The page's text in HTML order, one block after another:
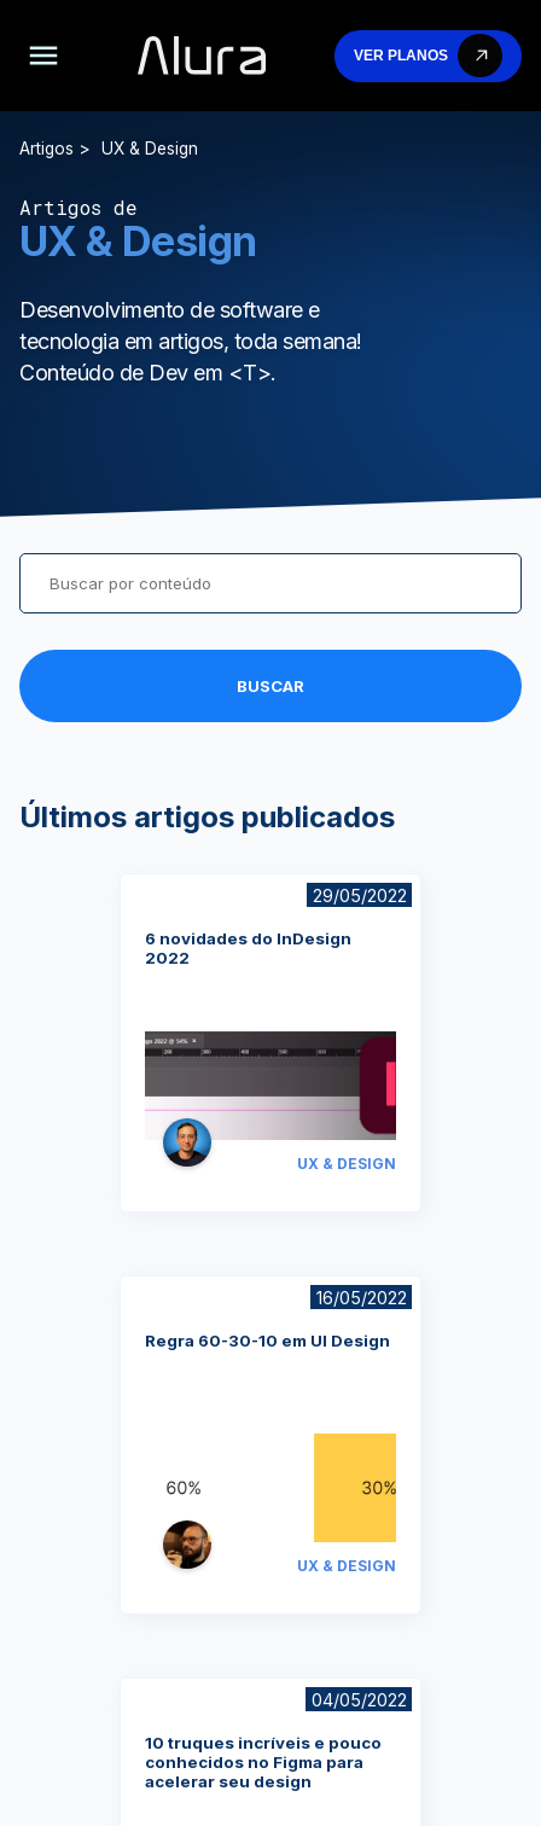
VER PLANOS
Artigos UX & Design
Artigos de
UX & Design
Desenvolvimento de software e
tecnologia em artigos, toda semana!
Conteúdo de Dev em <T>.
BUSCAR
Últimos artigos publicados
6 novidades do InDesign
2022
29/05/2022
UX & DESIGN
Regra 60-30-10 em UI Design
16/05/2022
UX & DESIGN
10 truques incríveis e pouco
conhecidos no Figma para
acelerar seu design
04/05/2022